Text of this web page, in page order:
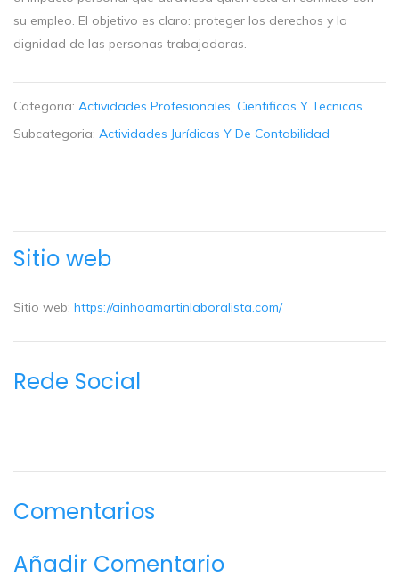
su empleo. El objetivo es claro: proteger los derechos y la
dignidad de las personas trabajadoras.
Categoria: Actividades Profesionales, Cientificas Y Tecnicas
Subcategoria: Actividades Jurídicas Y De Contabilidad
Sitio web
Sitio web: https://ainhoamartinlaboralista.com/
Rede Social
Comentarios
Añadir Comentario